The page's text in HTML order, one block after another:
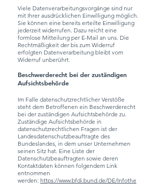
Viele Datenverarbeitungsvorgänge sind nur
mit Ihrer ausdrücklichen Einwilligung möglich.
Sie können eine bereits erteilte Einwilligung
jederzeit widerrufen. Dazu reicht eine
formlose Mitteilung per E-Mail an uns. Die
Rechtmäßigkeit der bis zum Widerruf
erfolgten Datenverarbeitung bleibt vom
Widerruf unberührt.
Beschwerderecht bei der zuständigen
Aufsichtsbehörde
Im Falle datenschutzrechtlicher Verstöße
steht dem Betroffenen ein Beschwerderecht
bei der zuständigen Aufsichtsbehörde zu.
Zuständige Aufsichtsbehörde in
datenschutzrechtlichen Fragen ist der
Landesdatenschutzbeauftragte des
Bundeslandes, in dem unser Unternehmen
seinen Sitz hat. Eine Liste der
Datenschutzbeauftragten sowie deren
Kontaktdaten können folgendem Link
entnommen
werden: https://www.bfdi.bund.de/DE/Infothe